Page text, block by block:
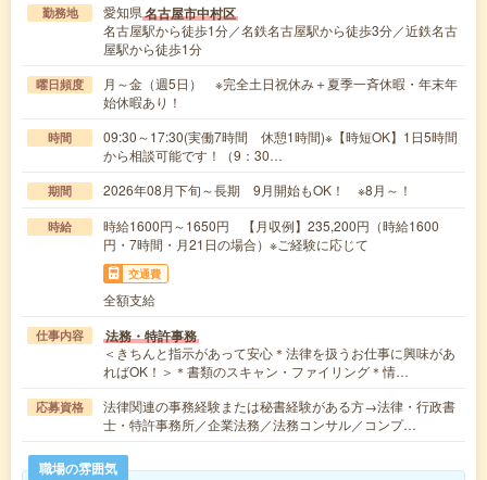
勤務地 愛知県名古屋市中村区
名古屋駅から徒歩1分／名鉄名古屋駅から徒歩3分／近鉄名古
屋駅から徒歩1分
曜日頻度
月～金（週5日） ※完全土日祝休み＋夏季一斉休暇・年末年
始休暇あり！
時間
09:30～17:30(実働7時間 休憩1時間)※【時短OK】1日5時間
から相談可能です！（9：30…
期間 2026年08月下旬～長期 9月開始もOK！ ※8月～！
時給
時給1600円～1650円 【月収例】235,200円（時給1600
円・7時間・月21日の場合）※ご経験に応じて
交通費
全額支給
仕事内容 法務・特許事務
＜きちんと指示があって安心＊法律を扱うお仕事に興味があ
ればOK！＞＊書類のスキャン・ファイリング＊情…
応募資格
法律関連の事務経験または秘書経験がある方→法律・行政書
士・特許事務所／企業法務／法務コンサル／コンプ…
職場の雰囲気